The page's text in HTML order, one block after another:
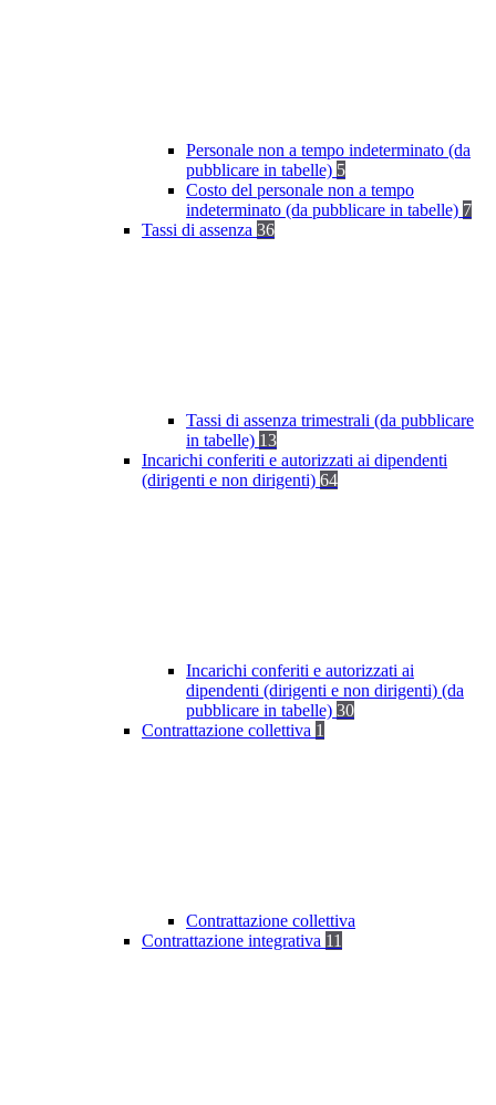
Personale non a tempo indeterminato (da
pubblicare in tabelle) 5
Costo del personale non a tempo
indeterminato (da pubblicare in tabelle) 7
Tassi di assenza 36
Tassi di assenza trimestrali (da pubblicare
in tabelle) 13
Incarichi conferiti e autorizzati ai dipendenti
(dirigenti e non dirigenti) 64
Incarichi conferiti e autorizzati ai
dipendenti (dirigenti e non dirigenti) (da
pubblicare in tabelle) 30
Contrattazione collettiva 1
Contrattazione collettiva
Contrattazione integrativa 11